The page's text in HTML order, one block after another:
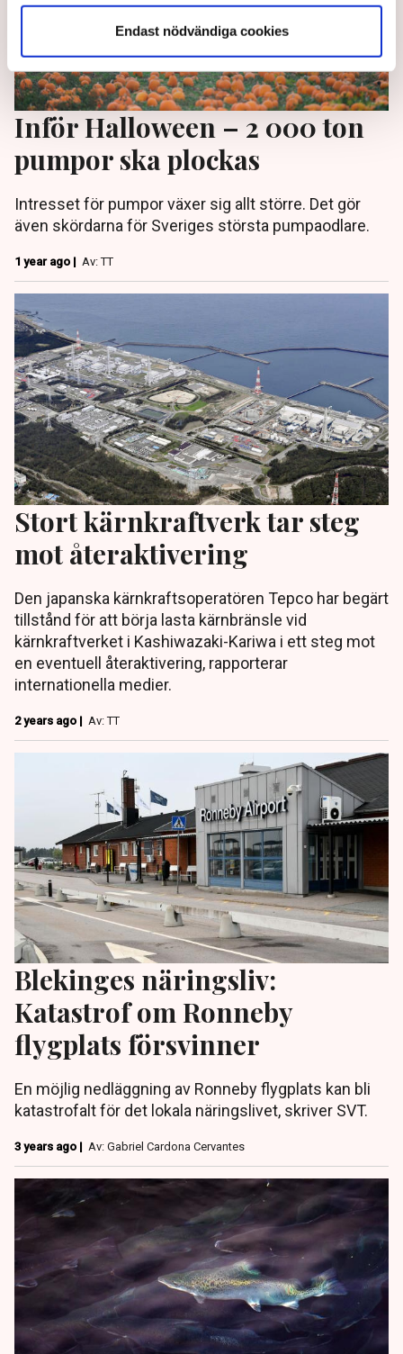
Endast nödvändiga cookies
Inför Halloween – 2 000 ton
pumpor ska plockas
Intresset för pumpor växer sig allt större. Det gör
även skördarna för Sveriges största pumpaodlare.
1 year ago | Av: TT
Stort kärnkraftverk tar steg
mot återaktivering
Den japanska kärnkraftsoperatören Tepco har begärt
tillstånd för att börja lasta kärnbränsle vid
kärnkraftverket i Kashiwazaki-Kariwa i ett steg mot
en eventuell återaktivering, rapporterar
internationella medier.
2 years ago | Av: TT
Blekinges näringsliv:
Katastrof om Ronneby
flygplats försvinner
En möjlig nedläggning av Ronneby flygplats kan bli
katastrofalt för det lokala näringslivet, skriver SVT.
3 years ago | Av: Gabriel Cardona Cervantes